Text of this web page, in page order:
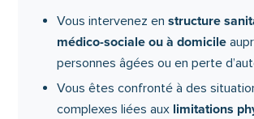
l’action sociale et des familles) et
situations à risque de maltraitance,
soient visibles ou plus subtiles.
En consolidant vos compétences,
vos pratiques, soutenez
Vous intervenez enstructure
médico-sociale ou à domicile
personnes âgées ou en perte
Vous êtes confronté à des
complexes liées aux limitations